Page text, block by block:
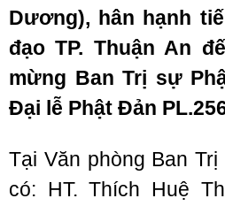
Dương), hân hạnh
đạo TP. Thuận An
mừng Ban Trị sự
Đại lễ Phật Đản
Tại Văn phòng Ban
có: HT. Thích Huệ